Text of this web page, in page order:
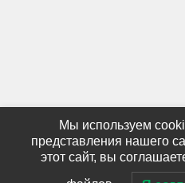
Мы используем
представления нашего
этот сайт, вы